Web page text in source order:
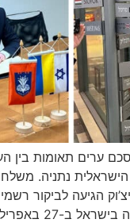
ערים תאומות בין
הישראלית נתניה.
הגיעה לביקור